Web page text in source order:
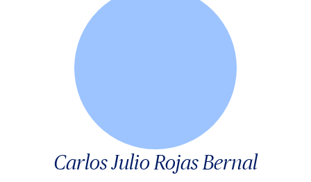
Carlos Julio Rojas Bernal